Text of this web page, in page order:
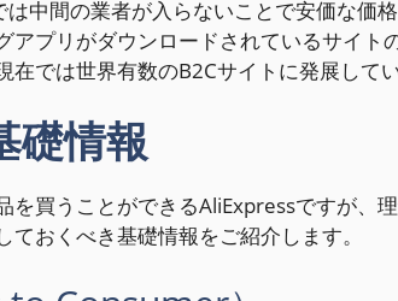
中間の業者が入らないことで安価な価
アプリがダウンロードされているサイト
では世界有数のB2Cサイトに発展してい
礎情報
を買うことができるAliExpressですが、
おくべき基礎情報をご紹介します。